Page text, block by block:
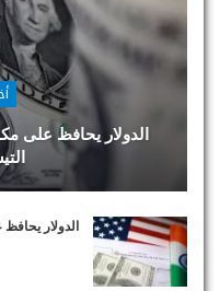
الدولار يحافظ على
الدولار